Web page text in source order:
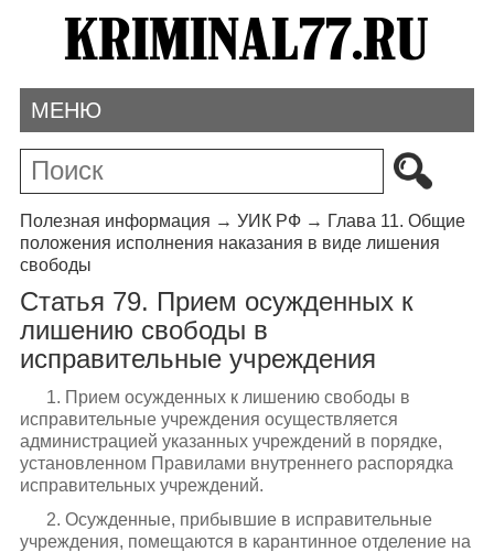
МЕНЮ
Полезная информация → УИК РФ→ Глава 11. Общие
положения исполнения наказания в виде лишения
свободы
Статья 79. Прием осужденных к
лишению свободы в
исправительные учреждения
1. Прием осужденных к лишению свободы в
исправительные учреждения осуществляется
администрацией указанных учреждений в порядке,
установленном Правилами внутреннего распорядка
исправительных учреждений.
2. Осужденные, прибывшие в исправительные
учреждения, помещаются в карантинное отделение на